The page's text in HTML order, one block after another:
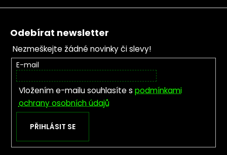
Zápatí
Odebírat newsletter
Nezmeškejte žádné novinky či slevy!
E-mail
Vložením e-mailu souhlasíte s podmínkami
ochrany osobních údajů
PŘIHLÁSIT SE